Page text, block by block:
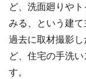
ど、洗面廻りや
みる、という建
過去に取材撮影
ど、住宅の手洗
す。